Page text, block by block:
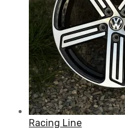
Racing Line